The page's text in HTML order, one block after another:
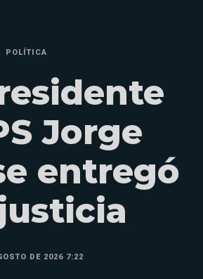
POLÍTICA
Jorge
entregó
DE 2026 7:22